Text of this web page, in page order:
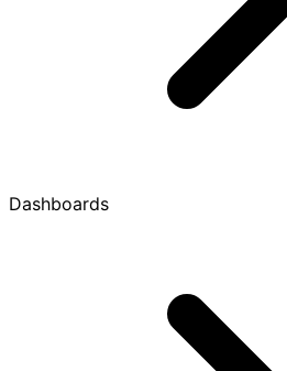
Dashboards